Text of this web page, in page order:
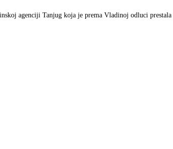
agenciji Tanjug koja je prema Vladinoj odluci